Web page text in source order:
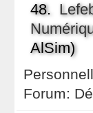
48.
AlSim)
Forum: